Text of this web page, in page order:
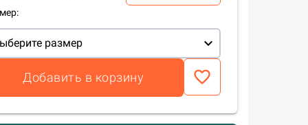
размер expand_more
Добавить в корзину favorite_border